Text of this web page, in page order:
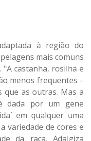
à região do
mais comuns
castanha, rosilha e
menos frequentes –
que as outras. Mas a
dada por um gene
em qualquer uma
variedade de cores e
da raça, Adalgiza